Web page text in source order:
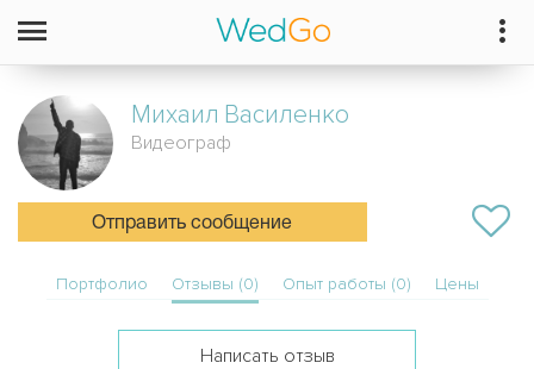
Михаил Василенко
Видеограф
Отправить сообщение
Портфолио Отзывы (0) Опыт работы (0) Цены
Написать отзыв